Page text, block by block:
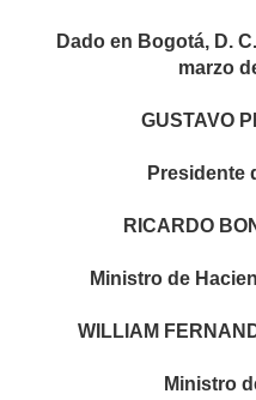
Dado en Bogotá, D.
marzo
GUSTAVO
Presidente
RICARDO
Ministro de
WILLIAM
Ministro